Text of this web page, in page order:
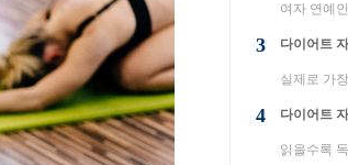
3 다이어트
4 다이어트